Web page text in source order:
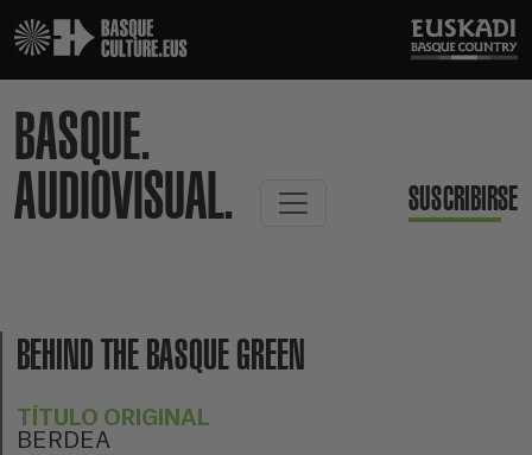
BASQUE.
AUDIOVISUAL.
SUSCRIBIRSE
BEHIND THE BASQUE GREEN
TÍTULO ORIGINAL
BERDEA